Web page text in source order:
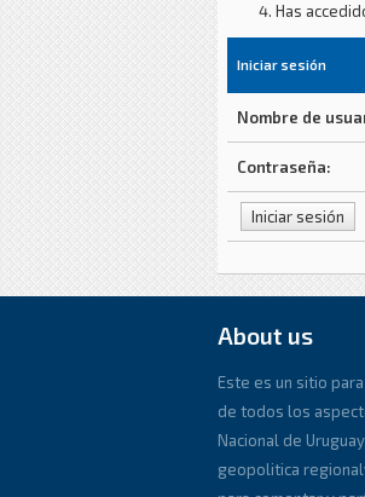
Has
Iniciar sesión
Nombre de
Contraseña:
About us
Este es un sitio
de todos los
Nacional de
geopolitica